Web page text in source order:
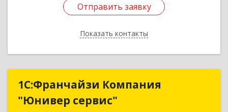
Отправить заявку
Показать контакты
Отправить заявку
Назад
1С:Франчайзи Компания
"Юнивер сервис"
1С:Франчайзи Компания
"Юнивер сервис"